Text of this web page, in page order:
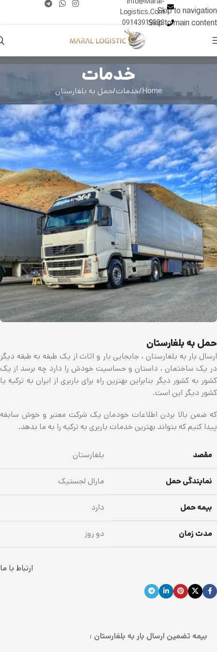
Skip to navigation
Skip to main content
Logistics.Com
09143919033
خدمات
Home خدمات حمل به بلغارستان
حمل به بلغارستان
ارسال بار به بلغارستان ، جابجایی بار و اثاث از یک طبقه به طبقه دیگر
در یک ساختمان ، داستان و حساسیت خودش را دارد چه برسد از یک
کشور به کشور دیگر بنابراین بهترین راه برای باربری از ایران به ترکیه یا
کشور دیگر این است.
که ضمن بالا بردن اطلاعات خودمان یک شرکت معتبر و خوش سابقه
پیدا کنیم که بتواند بهترین خدمات باربری به ترکیه را به ما بدهد.
مقصد بلغارستان
نمایندگی حمل مارال لجستیک
بیمه حمل دارد
مدت زمان دو روز
ارتباط با ما
بیمه تضمین ارسال بار به بلغارستان :